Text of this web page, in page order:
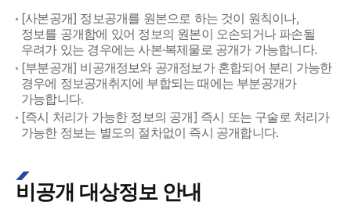
[사본공개] 정보공개를 원본으로 하는 것이 원칙이나,
정보를 공개함에 있어 정보의 원본이 오손되거나 파손될
우려가 있는 경우에는 사본·복제물로 공개가 가능합니다.
[부분공개] 비공개정보와 공개정보가 혼합되어 분리 가능한
경우에 정보공개취지에 부합되는 때에는 부분공개가
가능합니다.
[즉시 처리가 가능한 정보의 공개] 즉시 또는 구술로 처리가
가능한 정보는 별도의 절차없이 즉시 공개합니다.
비공개 대상정보 안내